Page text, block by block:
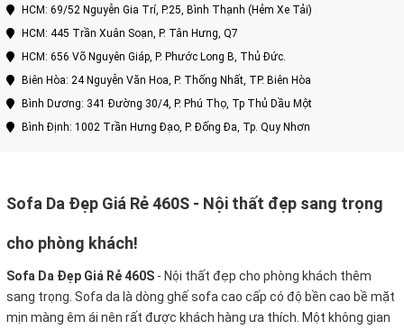
HCM: 69/52 Nguyễn Gia Trí, P.25, Bình Thạnh (Hẻm Xe Tải)
HCM: 445 Trần Xuân Soạn, P. Tân Hưng, Q7
HCM: 656 Võ Nguyên Giáp, P. Phước Long B, Thủ Đức.
Biên Hòa: 24 Nguyễn Văn Hoa, P. Thống Nhất, TP. Biên Hòa
Bình Dương: 341 Đường 30/4, P. Phú Thọ, Tp Thủ Dầu Một
Bình Định: 1002 Trần Hưng Đạo, P. Đống Đa, Tp. Quy Nhơn
Sofa Da Đẹp Giá Rẻ 460S - Nội thất đẹp sang trọng
cho phòng khách!
Sofa Da Đẹp Giá Rẻ 460S - Nội thất đẹp cho phòng khách thêm
sang trọng. Sofa da là dòng ghế sofa cao cấp có độ bền cao bề mặt
mịn màng êm ái nên rất được khách hàng ưa thích. Một không gian